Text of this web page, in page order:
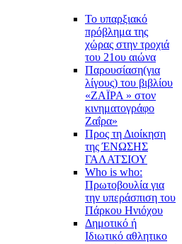
Το υπαρξιακό
πρόβλημα της
χώρας στην τροχιά
του 21ου αιώνα
Παρουσίαση(για
λίγους) του βιβλίου
«ΖΑΪΡΑ » στον
κινηματογράφο
Ζαΐρα»
Προς τη Διοίκηση
της ΈΝΩΣΗΣ
ΓΑΛΑΤΣΙΟΥ
Who is who:
Πρωτοβουλία για
την υπεράσπιση του
Πάρκου Ηνιόχου
Δημοτικό ή
Ιδιωτικό αθλητικο